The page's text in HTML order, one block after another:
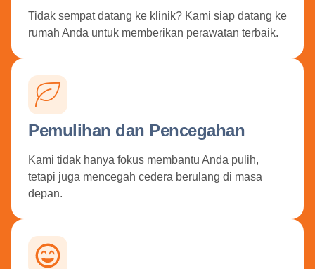
Tidak sempat datang ke klinik? Kami siap datang ke
rumah Anda untuk memberikan perawatan terbaik.
Pemulihan dan Pencegahan
Kami tidak hanya fokus membantu Anda pulih,
tetapi juga mencegah cedera berulang di masa
depan.